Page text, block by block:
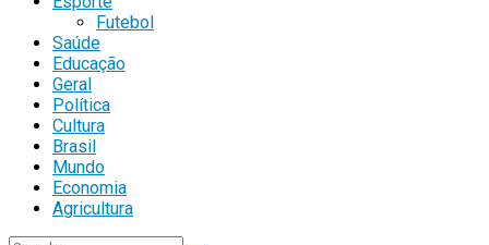
Futebol
Saúde
Educação
Geral
Política
Cultura
Brasil
Mundo
Economia
Agricultura